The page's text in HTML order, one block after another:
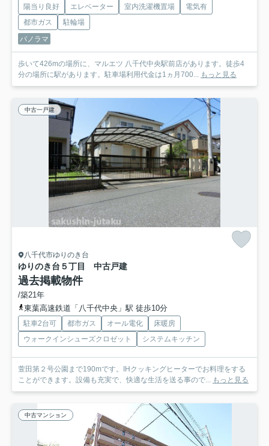
陽当り良好 エレベーター 室内洗濯機置場
電気有
都市ガス
駐輪場
パノラマ
歩いて426mの場所に、マルエツ 八千代中央駅前店があります。徒歩4
分の場所に駅があります。駐車場利用代金は1ヵ月700... もっと見る
中古一戸建
八千代市ゆりのき台
ゆりのき台５丁目 中古戸建
過去掲載物件
/築21年
東葉高速鉄道「八千代中央」駅 徒歩10分
駐車2台可 都市ガス オール電化
床暖房
ウォークインシューズクロゼット
システムキッチン
萱田第２号公園まで190mです。IHクッキングヒーターでお料理をする
ことができます。設備も充実で、快適な生活を送る事ので... もっと見る
中古マンション